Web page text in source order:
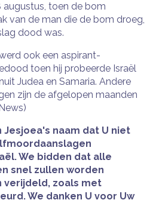
augustus, toen de bom
van de man die de bom droeg,
dood was.
ook een aspirant-
toen hij probeerde Israël
Judea en Samaria. Andere
zijn de afgelopen maanden
Jesjoea's naam dat U niet
We bidden dat alle
snel zullen worden
zoals met
We danken U voor Uw